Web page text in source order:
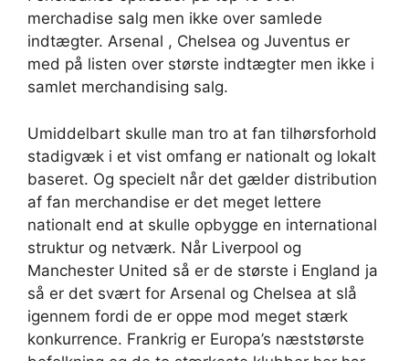
merchadise salg men ikke over samlede
indtægter. Arsenal , Chelsea og Juventus er
med på listen over største indtægter men ikke i
samlet merchandising salg.
Umiddelbart skulle man tro at fan tilhørsforhold
stadigvæk i et vist omfang er nationalt og lokalt
baseret. Og specielt når det gælder distribution
af fan merchandise er det meget lettere
nationalt end at skulle opbygge en international
struktur og netværk. Når Liverpool og
Manchester United så er de største i England ja
så er det svært for Arsenal og Chelsea at slå
igennem fordi de er oppe mod meget stærk
konkurrence. Frankrig er Europa’s næststørste